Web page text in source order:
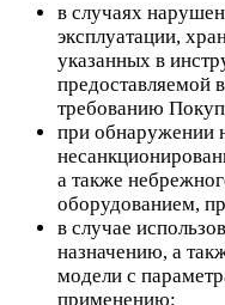
в случаях
эксплуатации,
указанных в
предоставляемой
требованию
при обнаружении
а также
оборудованием,
в случае
назначению, а
модели с
применению;